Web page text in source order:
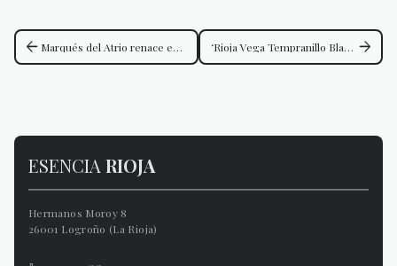
arrow_back Marqués del Atrio renace en 2025: uva graciano como protagonista y cambio de imagen para dar la bienvenida a un Rioja insólito ‘Rioja Vega Tempranillo Blanco Reserva 2021’ reconocido como el mejor vino blanco premium arrow_forward
ESENCIA RIOJA
Hermanos Moroy 8
26001 Logroño (La Rioja)